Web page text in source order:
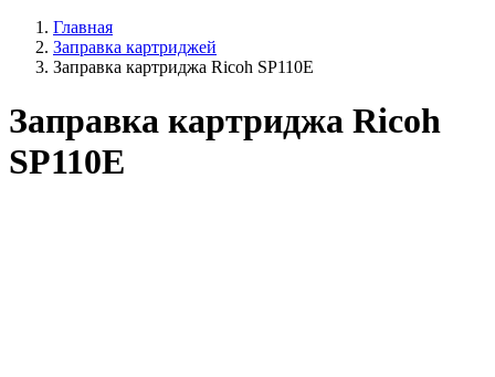
Главная
Заправка картриджей
Заправка картриджа Ricoh SP110E
Заправка картриджа Ricoh
SP110E